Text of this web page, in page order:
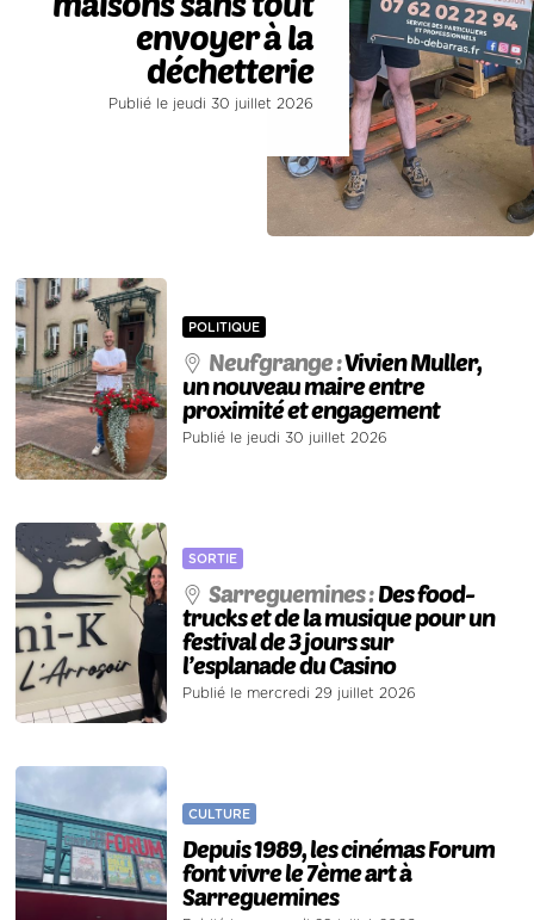
envoyer à la
déchetterie
Publié le jeudi 30 juillet 2026
POLITIQUE
Neufgrange :Vivien Muller,
un nouveau maire entre
proximité et engagement
Publié le jeudi 30 juillet 2026
SORTIE
Sarreguemines :Des food-
trucks et de la musique pour un
festival de 3 jours sur
l’esplanade du Casino
Publié le mercredi 29 juillet 2026
CULTURE
Depuis 1989, les cinémas Forum
font vivre le 7ème art à
Sarreguemines